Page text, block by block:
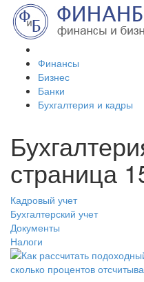
Финансы
Бизнес
Банки
Бухгалтерия и кадры
страница
Кадровый учет
Бухгалтерский учет
Документы
Налоги